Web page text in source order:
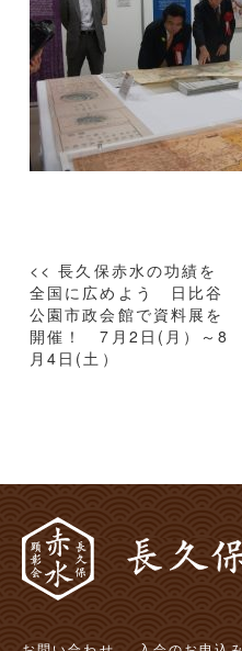
投
稿
ナ
ビ
ン
<< 長久保赤水の功績を
全国に広めよう 日比谷
公園市政会館で資料展を
開催！ 7月2日(月）～8
月4日(土）